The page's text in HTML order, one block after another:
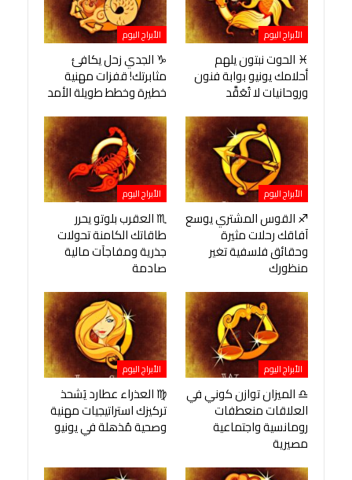
الأبراج اليوم
♓ الحوت نبتون يلهم
أحلامك يونيو بوابة فنون
وروحانيات لا تُعَقَّد
الأبراج اليوم
♑ الجدي زحل يكافئ
مثابرتك! قفزات مهنية
خطيرة وخطط طويلة الأمد
الأبراج اليوم
♐ القوس المشتري يوسع
آفاقك رحلات مثيرة
وحقائق فلسفية تغير
منظورك
الأبراج اليوم
♏ العقرب بلوتو يحرر
طاقاتك الكامنة تحولات
جذرية ومفاجآت مالية
صادمة
الأبراج اليوم
♎ الميزان توازن كوني في
العلاقات منعطفات
رومانسية واجتماعية
مصيرية
الأبراج اليوم
♍ العذراء عطارد يَشحذ
تركيزك استراتيجيات مهنية
وصحية مُذهلة في يونيو